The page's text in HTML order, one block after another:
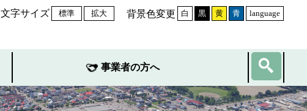
文字サイズ 標準 拡大 背景色変更 白 黒 黄 青 language
事業者の方へ